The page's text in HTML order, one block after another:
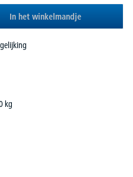
In het winkelmandje
kg